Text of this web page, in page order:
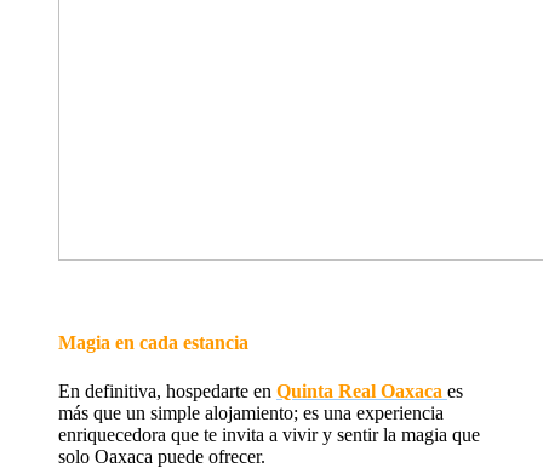
Magia en cada estancia
En definitiva, hospedarte en Quinta Real Oaxaca es
más que un simple alojamiento; es una experiencia
enriquecedora que te invita a vivir y sentir la magia que
solo Oaxaca puede ofrecer.